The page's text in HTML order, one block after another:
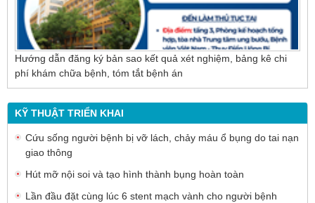
Hướng dẫn đăng ký bản sao kết quả xét nghiệm, bảng kê chi
phí khám chữa bệnh, tóm tắt bệnh án
KỸ THUẬT TRIỂN KHAI
Cứu sống người bệnh bị vỡ lách, chảy máu ổ bụng do tai nạn
giao thông
Hút mỡ nội soi và tạo hình thành bụng hoàn toàn
Lần đầu đặt cùng lúc 6 stent mạch vành cho người bệnh